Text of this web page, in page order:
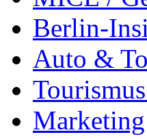
Berlin-
Auto &